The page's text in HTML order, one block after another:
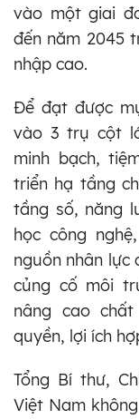
vào một giai
đến năm 2045
nhập cao.
Để đạt được
vào 3 trụ cột
minh bạch,
triển hạ tầng
tầng số, năng
học công
nguồn nhân lực
củng cố môi
nâng cao
quyền, lợi ích
Tổng Bí thư,
Việt Nam